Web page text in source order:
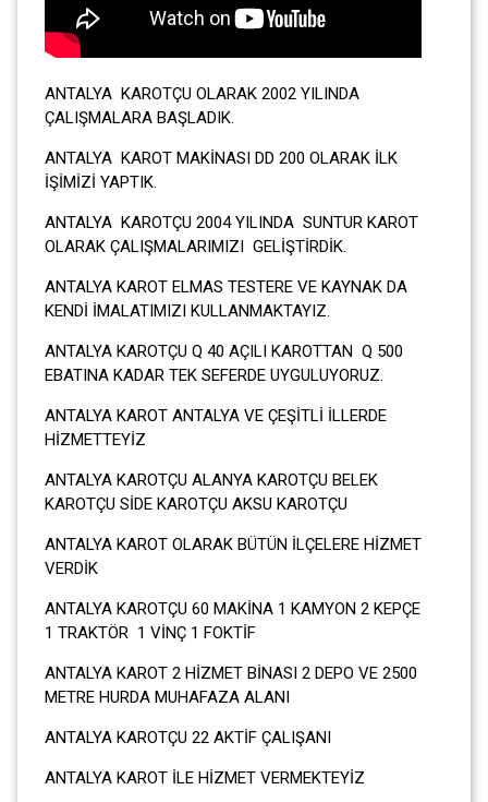
ANTALYA KAROTÇU OLARAK 2002 YILINDA
ÇALIŞMALARA BAŞLADIK.
ANTALYA KAROT MAKİNASI DD 200 OLARAK İLK
İŞİMİZİ YAPTIK.
ANTALYA KAROTÇU 2004 YILINDA SUNTUR KAROT
OLARAK ÇALIŞMALARIMIZI GELİŞTİRDİK.
ANTALYA KAROT ELMAS TESTERE VE KAYNAK DA
KENDİ İMALATIMIZI KULLANMAKTAYIZ.
ANTALYA KAROTÇU Q 40 AÇILI KAROTTAN Q 500
EBATINA KADAR TEK SEFERDE UYGULUYORUZ.
ANTALYA KAROT ANTALYA VE ÇEŞİTLİ İLLERDE
HİZMETTEYİZ
ANTALYA KAROTÇU ALANYA KAROTÇU BELEK
KAROTÇU SİDE KAROTÇU AKSU KAROTÇU
ANTALYA KAROT OLARAK BÜTÜN İLÇELERE HİZMET
VERDİK
ANTALYA KAROTÇU 60 MAKİNA 1 KAMYON 2 KEPÇE
1 TRAKTÖR 1 VİNÇ 1 FOKTİF
ANTALYA KAROT 2 HİZMET BİNASI 2 DEPO VE 2500
METRE HURDA MUHAFAZA ALANI
ANTALYA KAROTÇU 22 AKTİF ÇALIŞANI
ANTALYA KAROT İLE HİZMET VERMEKTEYİZ